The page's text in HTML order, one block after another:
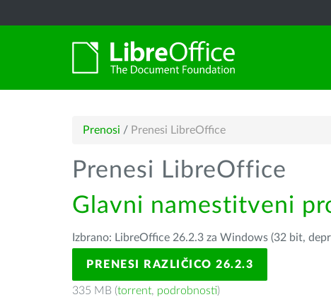
Prenosi / Prenesi LibreOffice
Prenesi LibreOffice
Glavni namestitveni
Izbrano: LibreOffice 26.2.3 za Windows (32 bit,
PRENESI RAZLIČICO 26.2.3
335 MB (torrent, podrobnosti)